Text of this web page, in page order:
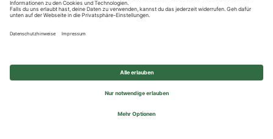
© 2026 REWE Group - All rights reserved